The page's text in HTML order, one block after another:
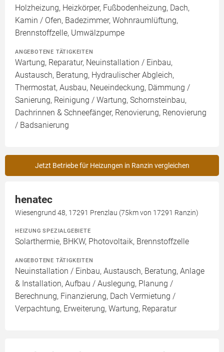
Holzheizung, Heizkörper, Fußbodenheizung, Dach,
Kamin / Ofen, Badezimmer, Wohnraumlüftung,
Brennstoffzelle, Umwälzpumpe
ANGEBOTENE TÄTIGKEITEN
Wartung, Reparatur, Neuinstallation / Einbau,
Austausch, Beratung, Hydraulischer Abgleich,
Thermostat, Ausbau, Neueindeckung, Dämmung /
Sanierung, Reinigung / Wartung, Schornsteinbau,
Dachrinnen & Schneefänger, Renovierung, Renovierung
/ Badsanierung
Jetzt Betriebe für Heizungen in Ranzin vergleichen
henatec
Wiesengrund 48, 17291 Prenzlau (75km von 17291 Ranzin)
HEIZUNG SPEZIALGEBIETE
Solarthermie, BHKW, Photovoltaik, Brennstoffzelle
ANGEBOTENE TÄTIGKEITEN
Neuinstallation / Einbau, Austausch, Beratung, Anlage
& Installation, Aufbau / Auslegung, Planung /
Berechnung, Finanzierung, Dach Vermietung /
Verpachtung, Erweiterung, Wartung, Reparatur